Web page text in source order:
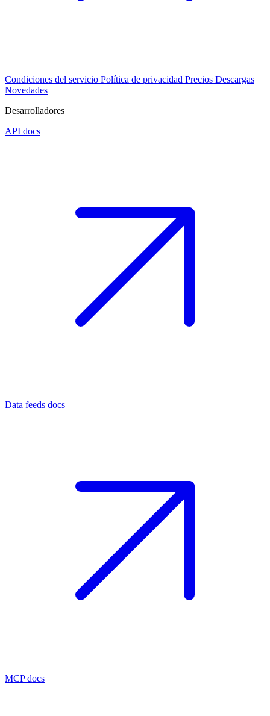
Condiciones del servicio Política de privacidad Precios Descargas
Novedades
Desarrolladores
API docs
Data feeds docs
MCP docs